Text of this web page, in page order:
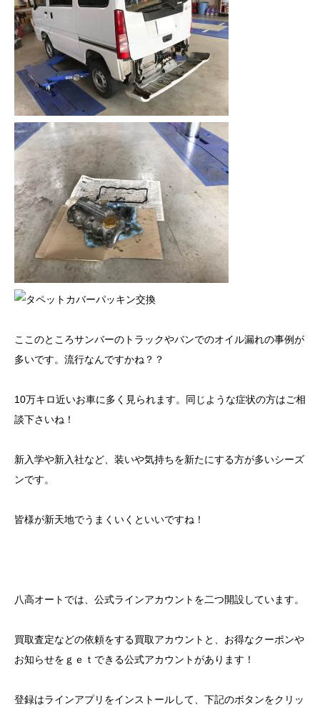
ここのところサンバーのトラックやバンでのオイル漏れの事例が
多いです。流行なんですかね？？
10万キロ近いお車に多く見られます。同じような症状の方はご相
談下さいね！
新入学や新入社など、装いや気持ちを新たにする方が多いシーズ
ンです。
皆様が新天地でうまくいくといいですね！
八高オートでは、公式ラインアカウントを二つ開設しています。
買取査定などの依頼をする買取アカウントと、お得なクーポンや
お知らせをｇｅｔできる公式アカウントがあります！
登録はラインアプリをインストールして、下記のボタンをクリッ